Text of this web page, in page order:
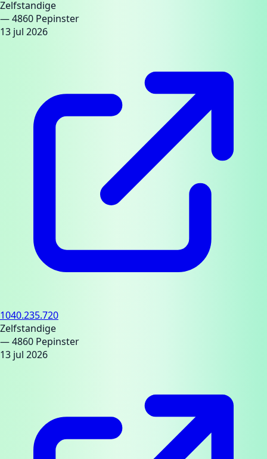
Zelfstandige
— 4860 Pepinster
13 jul 2026
1040.235.720
Zelfstandige
— 4860 Pepinster
13 jul 2026